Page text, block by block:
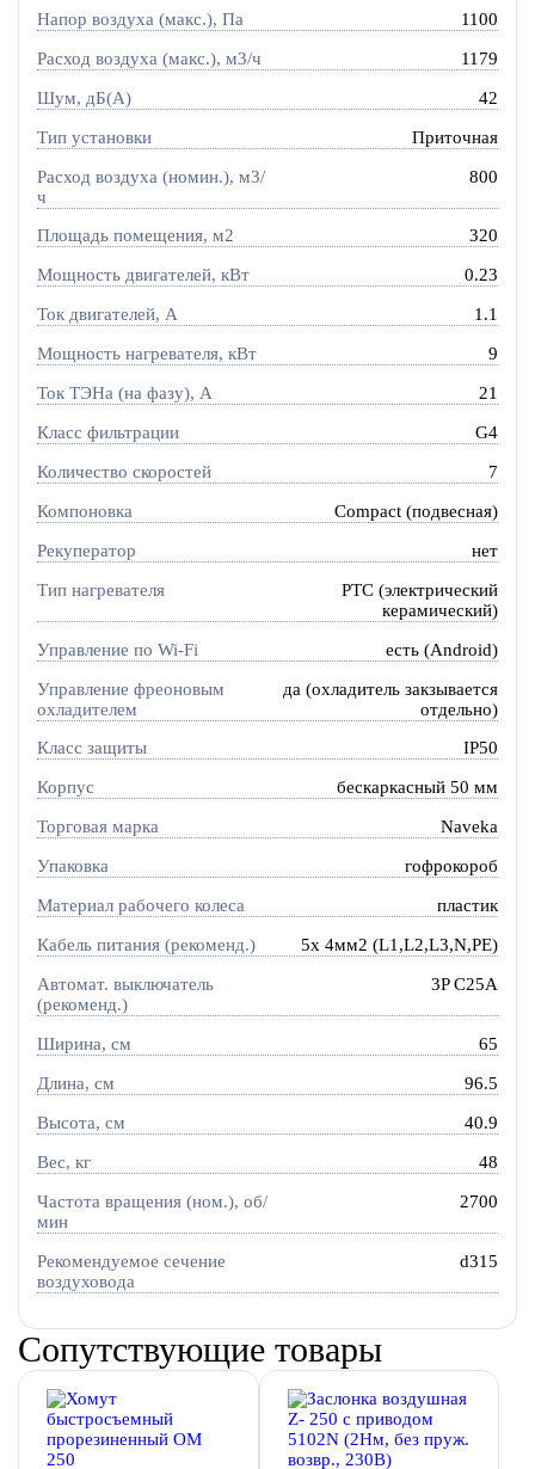
Напор воздуха (макс.), Па 1100
Расход воздуха (макс.), м3/ч 1179
Шум, дБ(А) 42
Тип установки Приточная
Расход воздуха (номин.), м3/
ч
800
Площадь помещения, м2 320
Мощность двигателей, кВт 0.23
Ток двигателей, А 1.1
Мощность нагревателя, кВт 9
Ток ТЭНа (на фазу), А 21
Класс фильтрации G4
Количество скоростей 7
Компоновка Compact (подвесная)
Рекуператор нет
Тип нагревателя
PTC (электрический
керамический)
Управление по Wi-Fi есть (Android)
Управление фреоновым
охладителем
да (охладитель закзывается
отдельно)
Класс защиты IP50
Корпус бескаркасный 50 мм
Торговая марка Naveka
Упаковка гофрокороб
Материал рабочего колеса пластик
Кабель питания (рекоменд.) 5х 4мм2 (L1,L2,L3,N,PE)
Автомат. выключатель
(рекоменд.)
3P C25A
Ширина, см 65
Длина, см 96.5
Высота, см 40.9
Вес, кг 48
Частота вращения (ном.), об/
мин
2700
Рекомендуемое сечение
воздуховода
d315
Сопутствующие товары